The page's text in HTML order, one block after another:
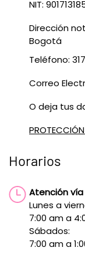
NIT:
Dirección
Bogotá
Teléfono:
Correo
O deja tus
Horarios
Atención
Lunes a
7:00 am a
Sábados:
7:00 am a